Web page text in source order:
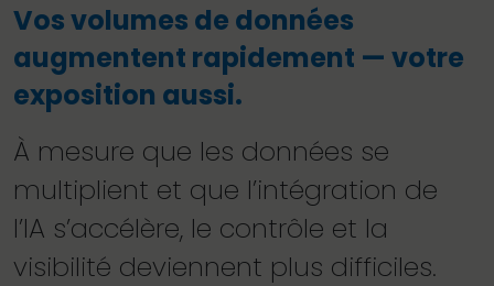
Vos volumes de données
augmentent rapidement — votre
exposition aussi.
À mesure que les données se
multiplient et que l’intégration de
l’IA s’accélère, le contrôle et la
visibilité deviennent plus difficiles.